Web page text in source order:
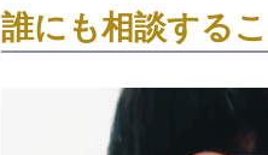
誰にも相談する